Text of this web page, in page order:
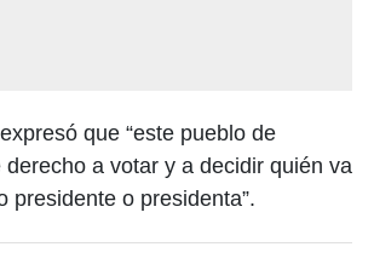
que “este pueblo de
derecho a votar y a decidir quién va
presidente o presidenta”.